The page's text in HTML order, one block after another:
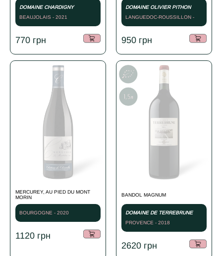
DOMAINE CHARDIGNY
BEAUJOLAIS - 2021
770 грн
DOMAINE OLIVIER PITHON
LANGUEDOC-ROUSSILLON -
СУХЕ ЧЕРВОНЕ - 2022
950 грн
MERCUREY, AU PIED DU MONT
MORIN
BOURGOGNE - 2020
1120 грн
BANDOL MAGNUM
DOMAINE DE TERREBRUNE
PROVENCE - 2018
2620 грн